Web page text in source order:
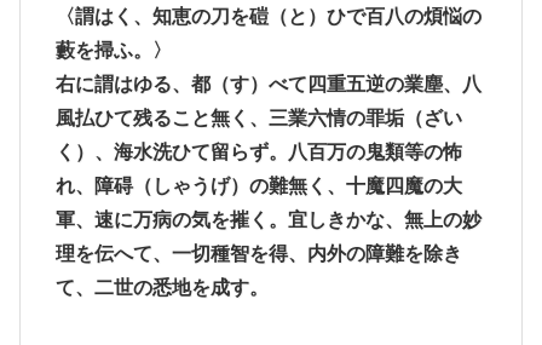
〈謂はく、知恵の刀を磑（と）ひで百八の煩悩の
藪を掃ふ。〉
右に謂はゆる、都（す）べて四重五逆の業塵、八
風払ひて残ること無く、三業六情の罪垢（ざい
く）、海水洗ひて留らず。八百万の鬼類等の怖
れ、障碍（しゃうげ）の難無く、十魔四魔の大
軍、速に万病の気を摧く。宜しきかな、無上の妙
理を伝へて、一切種智を得、内外の障難を除き
て、二世の悉地を成す。